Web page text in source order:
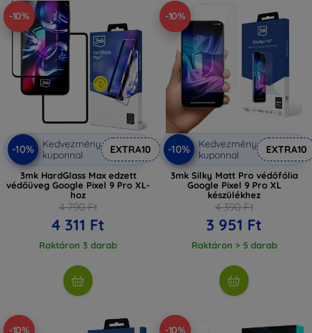
-10%
-10%
Kedvezmény
kuponnal
EXTRA10
3mk HardGlass Max edzett
védőüveg Google Pixel 9 Pro XL-
hoz
4 790 Ft
4 311 Ft
Raktáron 3 darab
-10%
-10%
Kedvezmény
kuponnal
EXTRA10
3mk Silky Matt Pro védőfólia
Google Pixel 9 Pro XL
készülékhez
4 390 Ft
3 951 Ft
Raktáron > 5 darab
-10% -10%